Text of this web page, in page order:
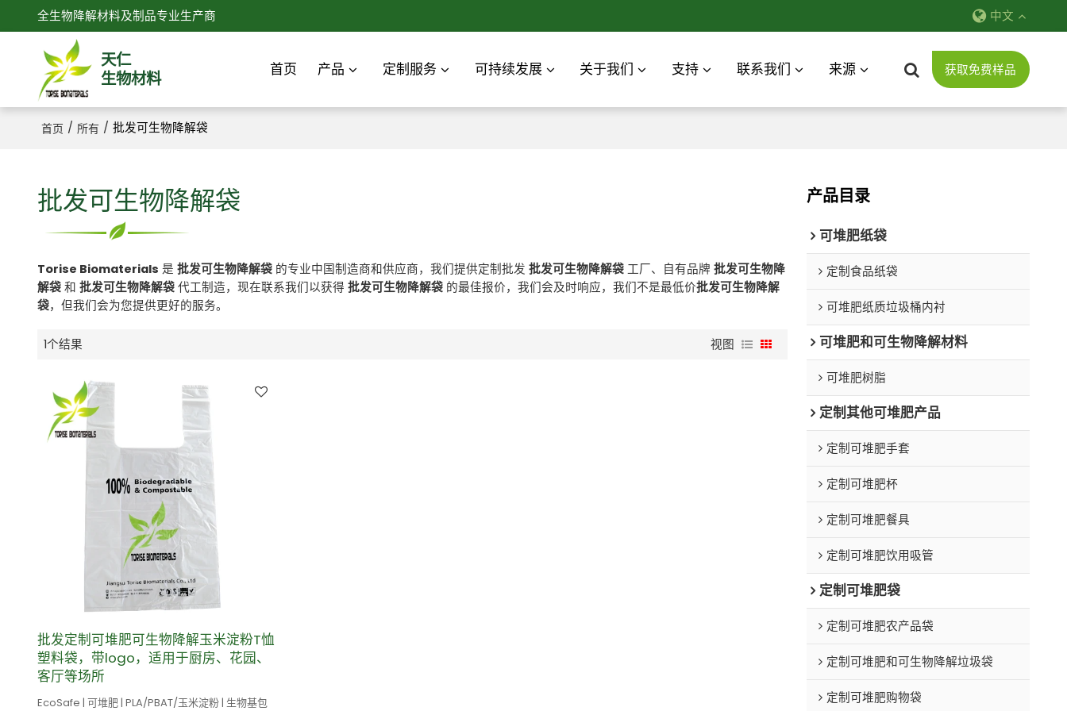
全生物降解材料及制品专业生产商 中文
天仁
生物材料
首页 产品 定制服务 可持续发展 关于我们 支持 联系我们 来源 获取免费样品
首页 / 所有 / 批发可生物降解袋
批发可生物降解袋
Torise Biomaterials 是 批发可生物降解袋的专业中国制造商和供应商，我们提供定制批发 批发可生物降解袋工厂、自有品牌 批发可生物降
解袋和 批发可生物降解袋代工制造，现在联系我们以获得 批发可生物降解袋的最佳报价，我们会及时响应，我们不是最低价批发可生物降解
袋，但我们会为您提供更好的服务。
1个结果 视图
批发定制可堆肥可生物降解玉米淀粉T恤
塑料袋，带logo，适用于厨房、花园、
客厅等场所
EcoSafe | 可堆肥 | PLA/PBAT/玉米淀粉 | 生物基包
产品目录
可堆肥纸袋
定制食品纸袋
可堆肥纸质垃圾桶内衬
可堆肥和可生物降解材料
可堆肥树脂
定制其他可堆肥产品
定制可堆肥手套
定制可堆肥杯
定制可堆肥餐具
定制可堆肥饮用吸管
定制可堆肥袋
定制可堆肥农产品袋
定制可堆肥和可生物降解垃圾袋
定制可堆肥购物袋